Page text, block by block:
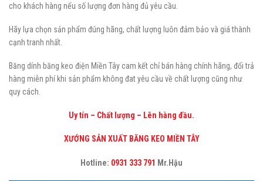
cho khách hàng nếu số lượng đơn hàng đủ yêu cầu.
Hãy lựa chọn sản phẩm đúng hãng, chất lượng luôn đảm bảo và giá thành
cạnh tranh nhất.
Băng dính băng keo điện Miền Tây cam kết chỉ bán hàng chính hãng, đổi trả
hàng miễn phí khi sản phẩm không đat yêu cầu về chất lượng cũng như
quy cách.
Uy tín – Chất lượng – Lên hàng đầu.
XƯỚNG SẢN XUẤT BĂNG KEO MIỀN TÂY
Hotline: 0931 333 791 Mr.Hậu